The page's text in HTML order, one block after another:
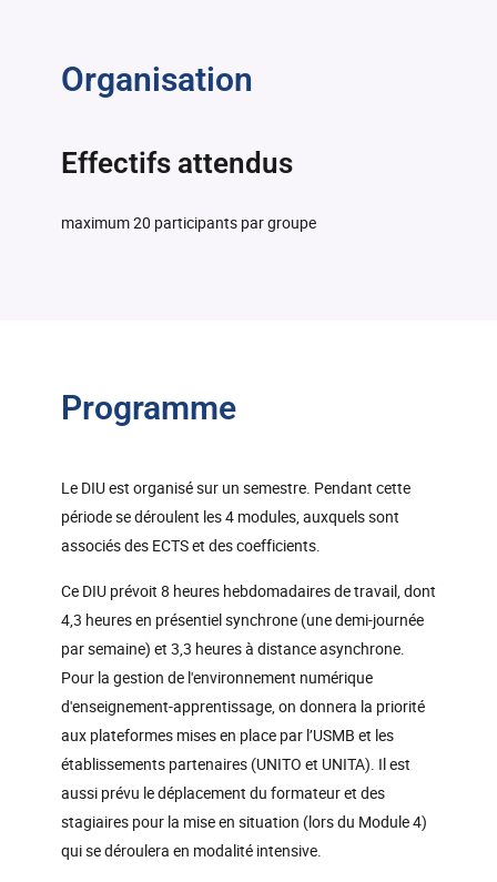
Organisation
Effectifs attendus
maximum 20 participants par groupe
Programme
Le DIU est organisé sur un semestre. Pendant cette
période se déroulent les 4 modules, auxquels sont
associés des ECTS et des coefficients.
Ce DIU prévoit 8 heures hebdomadaires de travail, dont
4,3 heures en présentiel synchrone (une demi-journée
par semaine) et 3,3 heures à distance asynchrone.
Pour la gestion de l'environnement numérique
d'enseignement-apprentissage, on donnera la priorité
aux plateformes mises en place par l’USMB et les
établissements partenaires (UNITO et UNITA). Il est
aussi prévu le déplacement du formateur et des
stagiaires pour la mise en situation (lors du Module 4)
qui se déroulera en modalité intensive.